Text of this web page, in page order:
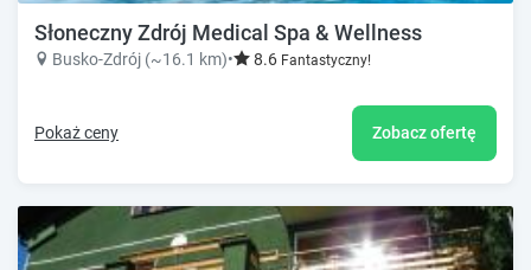
Słoneczny Zdrój Medical Spa & Wellness
Busko-Zdrój (~16.1 km)• 8.6 Fantastyczny!
Pokaż ceny Zobacz ofertę